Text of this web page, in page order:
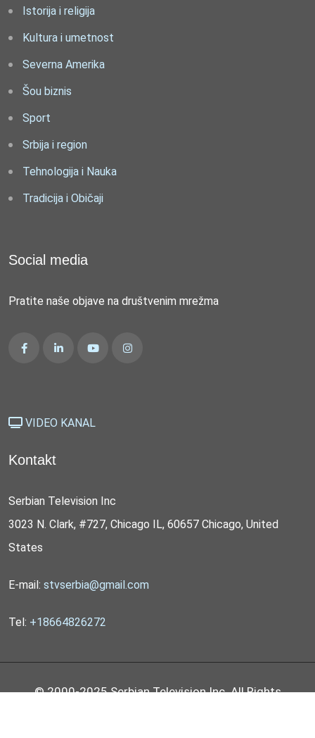
Istorija i religija
Kultura i umetnost
Severna Amerika
Šou biznis
Sport
Srbija i region
Tehnologija i Nauka
Tradicija i Običaji
Social media
Pratite naše objave na društvenim mrežma
VIDEO KANAL
Kontakt
Serbian Television Inc
3023 N. Clark, #727, Chicago IL, 60657 Chicago, United
States
E-mail: stvserbia@gmail.com
Tel: +18664826272
© 2000-2025 Serbian Television Inc. All Rights